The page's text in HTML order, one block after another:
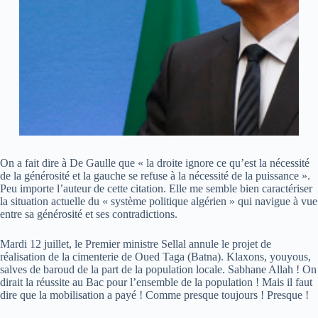
On a fait dire à De Gaulle que « la droite ignore ce qu’est la nécessité
de la générosité et la gauche se refuse à la nécessité de la puissance ».
Peu importe l’auteur de cette citation. Elle me semble bien caractériser
la situation actuelle du « système politique algérien » qui navigue à vue
entre sa générosité et ses contradictions.
Mardi 12 juillet, le Premier ministre Sellal annule le projet de
réalisation de la cimenterie de Oued Taga (Batna). Klaxons, youyous,
salves de baroud de la part de la population locale. Sabhane Allah ! On
dirait la réussite au Bac pour l’ensemble de la population ! Mais il faut
dire que la mobilisation a payé ! Comme presque toujours ! Presque !